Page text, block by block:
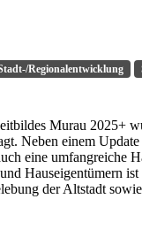
Regionalentwicklung
Murau 2025+
Neben einem
eine umfangreiche
Hauseigentümern
der Altstadt